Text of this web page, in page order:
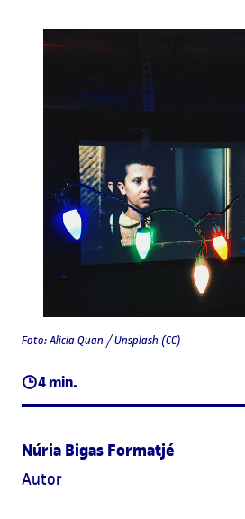
4 min.
Foto: Alicia Quan / Unsplash (CC)
Núria Bigas Formatjé
Autor